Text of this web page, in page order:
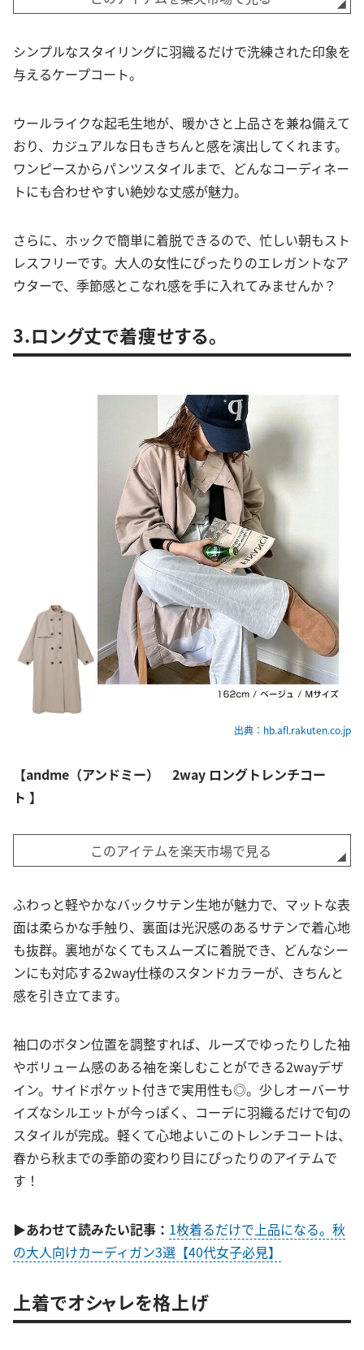
シンプルなスタイリングに羽織るだけで洗練された印象を
与えるケープコート。
ウールライクな起毛生地が、暖かさと上品さを兼ね備えて
おり、カジュアルな日もきちんと感を演出してくれます。
ワンピースからパンツスタイルまで、どんなコーディネー
トにも合わせやすい絶妙な丈感が魅力。
さらに、ホックで簡単に着脱できるので、忙しい朝もスト
レスフリーです。大人の女性にぴったりのエレガントなア
ウターで、季節感とこなれ感を手に入れてみませんか？
3.ロング丈で着痩せする。
出典：hb.afl.rakuten.co.jp
【andme（アンドミー） 2way ロングトレンチコー
ト 】
このアイテムを楽天市場で見る
ふわっと軽やかなバックサテン生地が魅力で、マットな表
面は柔らかな手触り、裏面は光沢感のあるサテンで着心地
も抜群。裏地がなくてもスムーズに着脱でき、どんなシー
ンにも対応する2way仕様のスタンドカラーが、きちんと
感を引き立てます。
袖口のボタン位置を調整すれば、ルーズでゆったりした袖
やボリューム感のある袖を楽しむことができる2wayデザ
イン。サイドポケット付きで実用性も◎。少しオーバーサ
イズなシルエットが今っぽく、コーデに羽織るだけで旬の
スタイルが完成。軽くて心地よいこのトレンチコートは、
春から秋までの季節の変わり目にぴったりのアイテムで
す！
▶あわせて読みたい記事： 1枚着るだけで上品になる。秋
の大人向けカーディガン3選【40代女子必見】
上着でオシャレを格上げ